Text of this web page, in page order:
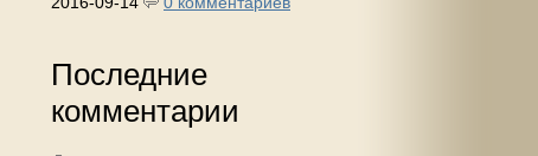
Последние
комментарии